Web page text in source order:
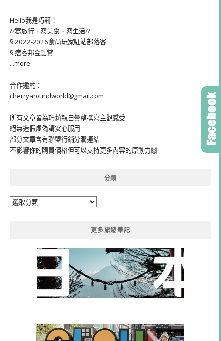
Hello我是巧莉！
//寫旅行・寫美食・寫生活//
§ 2022-2026食尚玩家駐站部落客
§ 痞客邦金點賞
...more
合作邀約：
cherryaroundworld@gmail.com
所有文章皆為巧莉親自彙整撰寫主觀感受
絕無造假虛偽請安心服用
部分文章含有聯盟行銷分潤連結
不影響你的購買價格但可以支持更多內容的原動力🙌
分類
分
更多旅遊筆記